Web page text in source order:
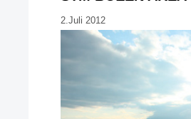
2.Juli 2012